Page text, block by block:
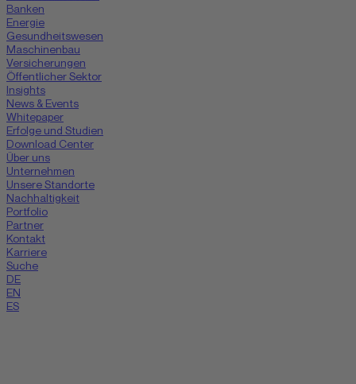
Banken
Energie
Gesundheitswesen
Maschinenbau
Versicherungen
Öffentlicher Sektor
Insights
News & Events
Whitepaper
Erfolge und Studien
Download Center
Über uns
Unternehmen
Unsere Standorte
Nachhaltigkeit
Portfolio
Partner
Kontakt
Karriere
Suche
DE
EN
ES